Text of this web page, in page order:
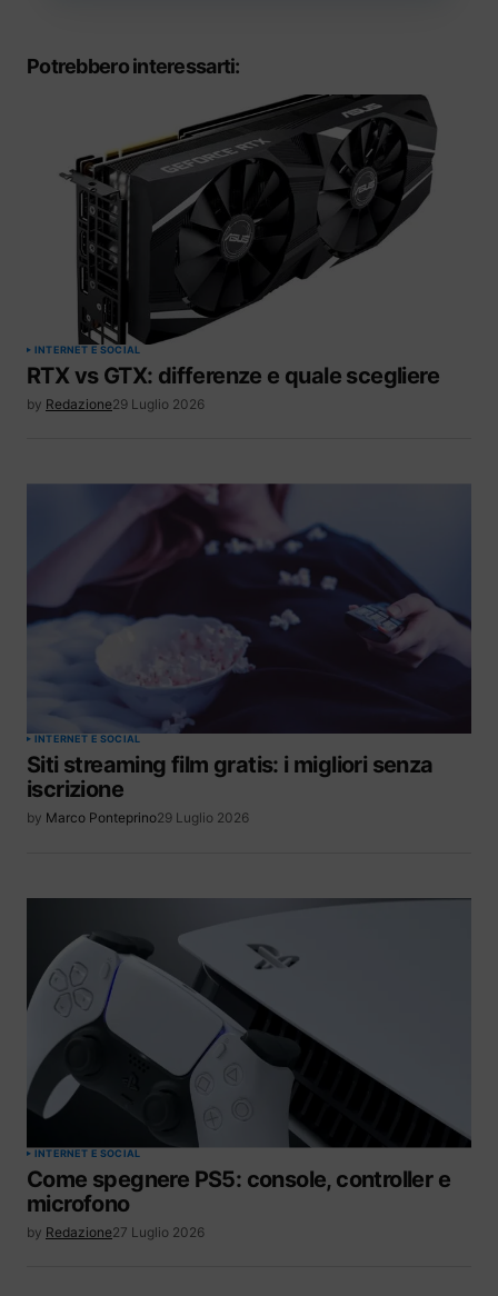
Potrebbero interessarti:
INTERNET E SOCIAL
RTX vs GTX: differenze e quale scegliere
by Redazione29 Luglio 2026
INTERNET E SOCIAL
Siti streaming film gratis: i migliori senza
iscrizione
by Marco Ponteprino29 Luglio 2026
INTERNET E SOCIAL
Come spegnere PS5: console, controller e
microfono
by Redazione27 Luglio 2026